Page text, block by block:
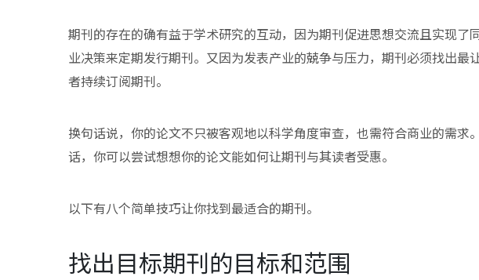
期刊的存在的确有益于学术研究的互动，因为期刊促进思想交流且实现了
业决策来定期发行期刊。又因为发表产业的兢争与压力，期刊必须找出最
者持续订阅期刊。
换句话说，你的论文不只被客观地以科学角度审查，也需符合商业的需求
话，你可以尝试想想你的论文能如何让期刊与其读者受惠。
以下有八个简单技巧让你找到最适合的期刊。
找出目标期刊的目标和范围